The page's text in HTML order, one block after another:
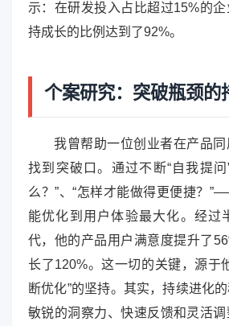
示：在研发投入占比超过15%的
持成长的比例达到了92%。
个案研究：突破瓶颈的
我曾帮助一位创业者在产品
找到突破口。通过不断“自我提
么？”、“怎样才能做得更便捷？
能优化到用户体验最大化。经过
代，他的产品用户满意度提升了
长了120%。这一切的关键，源于
断优化”的坚持。其实，持续进化
敏锐的洞察力、快速反馈和灵活